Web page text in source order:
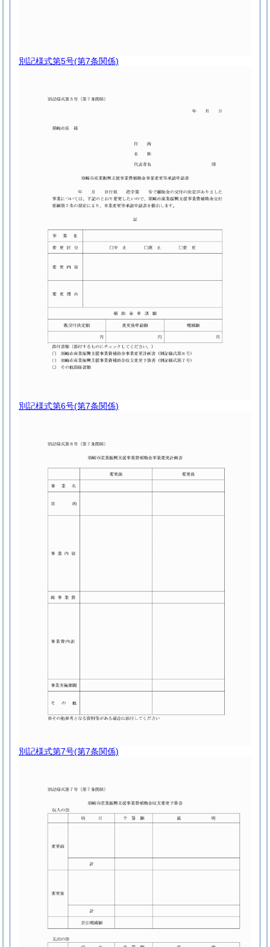
別記様式第5号(第7条関係)
別記様式第6号(第7条関係)
別記様式第7号(第7条関係)